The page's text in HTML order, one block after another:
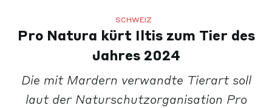
SCHWEIZ
Pro Natura kürt Iltis zum Tier des
Jahres 2024
Die mit Mardern verwandte Tierart soll
laut der Naturschutzorganisation Pro